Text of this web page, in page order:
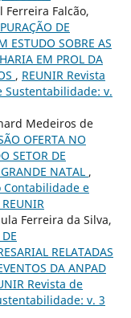
Ferreira Falcão,
DE
ESTUDO SOBRE AS
EM PROL DA
, REUNIR Revista
Sustentabilidade: v.
Medeiros de
OFERTA NO
SETOR DE
NATAL ,
Contabilidade e
Ferreira da Silva,
RELATADAS
DA ANPAD
Revista de
v. 3